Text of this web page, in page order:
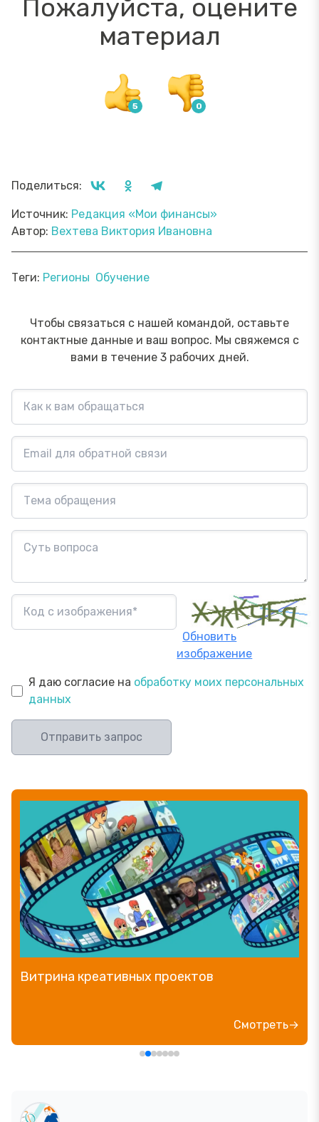
Пожалуйста, оцените
материал
Поделиться:
Источник: Редакция «Мои финансы»
Автор: Вехтева Виктория Ивановна
Теги: Регионы Обучение
Чтобы связаться с нашей командой, оставьте
контактные данные и ваш вопрос. Мы свяжемся с
вами в течение 3 рабочих дней.
Обновить
изображение
Я даю согласие на обработку моих персональных
данных
Отправить запрос
Прямой эфир «Мошенник VS Финансовый
Посмотреть→